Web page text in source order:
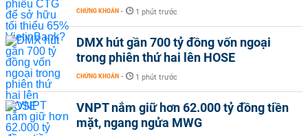
CHỨNG KHOÁN - 1 phút trước
DMX hút gần 700 tỷ đồng vốn ngoại
trong phiên thứ hai lên HOSE
CHỨNG KHOÁN - 1 phút trước
VNPT nắm giữ hơn 62.000 tỷ đồng tiền
mặt, ngang ngửa MWG